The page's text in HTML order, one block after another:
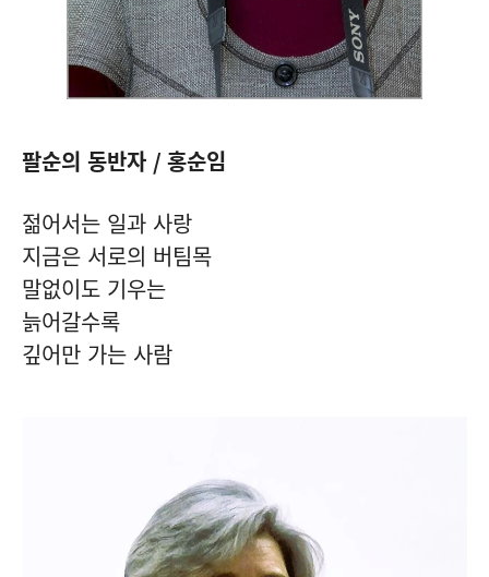
팔순의 동반자 / 홍순임
젊어서는 일과 사랑
지금은 서로의 버팀목
말없이도 기우는
늙어갈수록
깊어만 가는 사람